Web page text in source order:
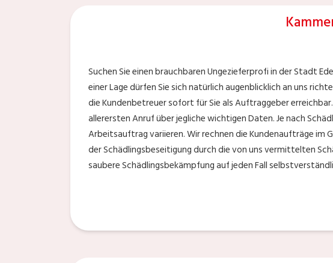
Suchen Sie einen brauchbaren Ungezieferprofi in der Stadt
einer Lage dürfen Sie sich natürlich augenblicklich an uns
die Kundenbetreuer sofort für Sie als Auftraggeber
allerersten Anruf über jegliche wichtigen Daten. Je nach
Arbeitsauftrag variieren. Wir rechnen die Kundenaufträge im
der Schädlingsbeseitigung durch die von uns vermittelten
saubere Schädlingsbekämpfung auf jeden Fall